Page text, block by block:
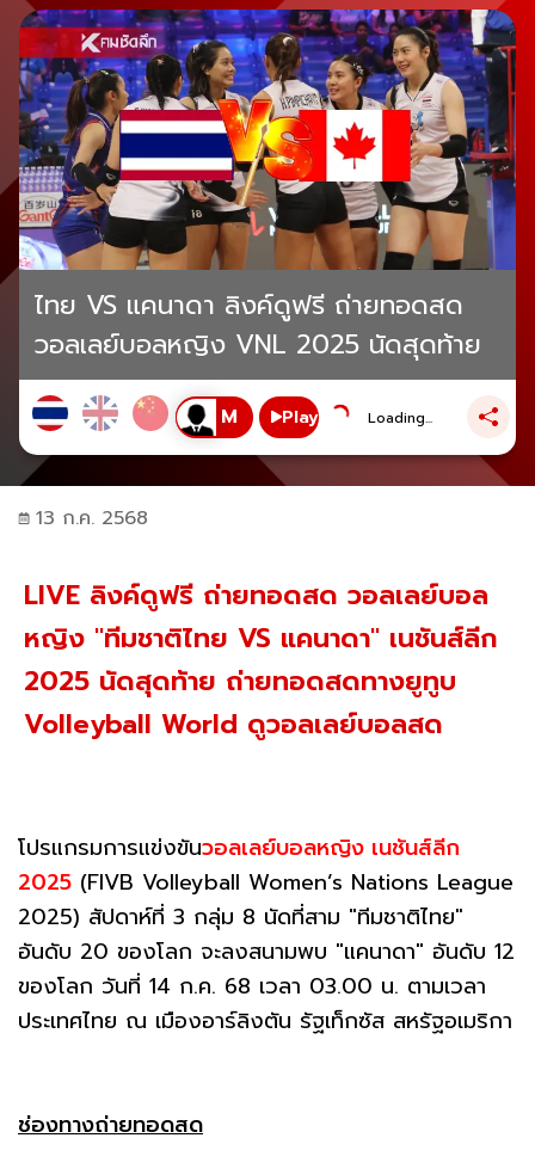
ไทย VS แคนาดา ลิงค์ดูฟรี ถ่ายทอดสด
วอลเลย์บอลหญิง VNL 2025 นัดสุดท้าย
Play Loading...
13 ก.ค. 2568
LIVE ลิงค์ดูฟรี ถ่ายทอดสด วอลเลย์บอล
หญิง "ทีมชาติไทย VS แคนาดา" เนชันส์ลีก
2025 นัดสุดท้าย ถ่ายทอดสดทางยูทูบ
Volleyball World ดูวอลเลย์บอลสด
โปรแกรมการแข่งขันวอลเลย์บอลหญิง เนชันส์ลีก
2025 (FIVB Volleyball Women’s Nations League
2025) สัปดาห์ที่ 3 กลุ่ม 8 นัดที่สาม "ทีมชาติไทย"
อันดับ 20 ของโลก จะลงสนามพบ "แคนาดา" อันดับ 12
ของโลก วันที่ 14 ก.ค. 68 เวลา 03.00 น. ตามเวลา
ประเทศไทย ณ เมืองอาร์ลิงตัน รัฐเท็กซัส สหรัฐอเมริกา
ช่องทางถ่ายทอดสด